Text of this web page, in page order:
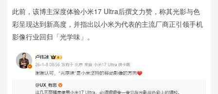
此前，该博主深度体验小米17 Ultra后撰文力赞，称其光影与色
彩呈现达到新高度，并指出以小米为代表的主流厂商正引领手机
影像行业回归「光学味」。